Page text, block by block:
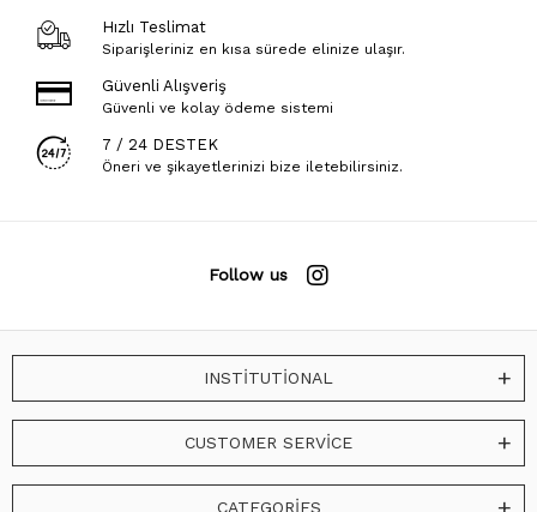
Hızlı Teslimat
Siparişleriniz en kısa sürede elinize ulaşır.
Güvenli Alışveriş
Güvenli ve kolay ödeme sistemi
7 / 24 DESTEK
Öneri ve şikayetlerinizi bize iletebilirsiniz.
Follow us
INSTİTUTİONAL
CUSTOMER SERVİCE
CATEGORİES